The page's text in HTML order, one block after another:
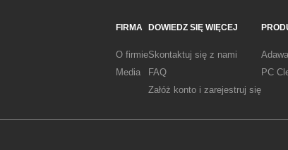
FIRMA
O firmie
Media
DOWIEDZ SIĘ WIĘCEJ
Skontaktuj się z nami
FAQ
Załóż konto i zarejestruj się
PC